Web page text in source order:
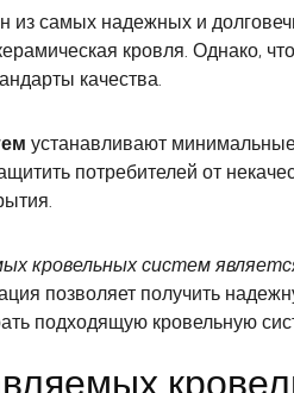
самых надежных и
кровля. Однако,
качества.
устанавливают
потребителей от
кровельных систем
позволяет получить
подходящую кровельную